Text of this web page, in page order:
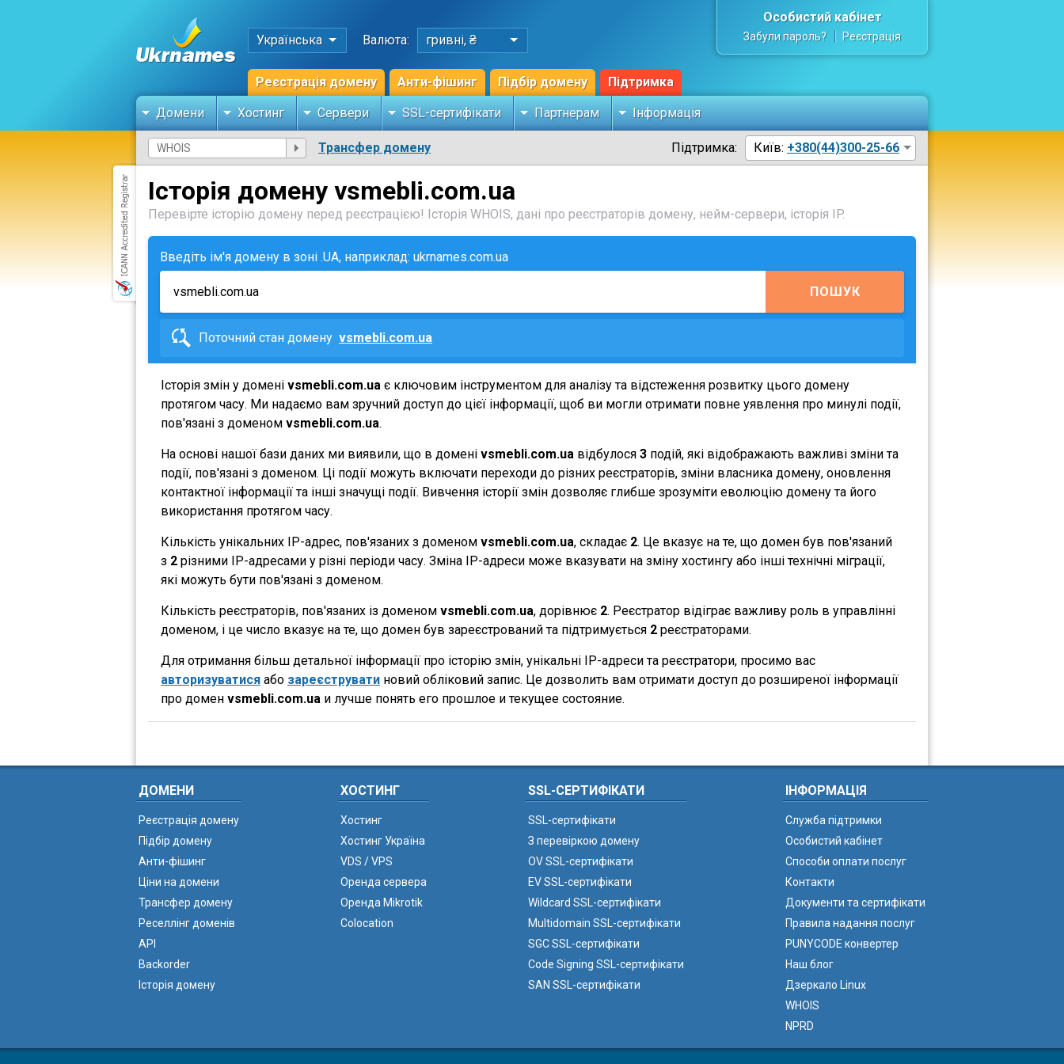
Українська Валюта: гривні, ₴
Реєстрація домену Анти-фішинг Підбір домену Підтримка
Особистий кабінет
Забули пароль? Реєстрація
Домени Хостинг Сервери SSL-сертифікати Партнерам Інформація
Трансфер домену Підтримка: Київ: +380(44)300-25-66
Історія домену vsmebli.com.ua
Перевірте історію домену перед реєстрацією! Історія WHOIS, дані про реєстраторів домену, нейм-сервери, історія IP.
Введіть ім'я домену в зоні .UA, наприклад: ukrnames.com.ua
ПОШУК
Поточний стан домену vsmebli.com.ua
Історія змін у домені vsmebli.com.ua є ключовим інструментом для аналізу та відстеження розвитку цього домену
протягом часу. Ми надаємо вам зручний доступ до цієї інформації, щоб ви могли отримати повне уявлення про минулі події,
пов'язані з доменом vsmebli.com.ua.
На основі нашої бази даних ми виявили, що в домені vsmebli.com.ua відбулося 3 подій, які відображають важливі зміни та
події, пов'язані з доменом. Ці події можуть включати переходи до різних реєстраторів, зміни власника домену, оновлення
контактної інформації та інші значущі події. Вивчення історії змін дозволяє глибше зрозуміти еволюцію домену та його
використання протягом часу.
Кількість унікальних IP-адрес, пов'язаних з доменом vsmebli.com.ua, складає 2. Це вказує на те, що домен був пов'язаний
з 2 різними IP-адресами у різні періоди часу. Зміна IP-адреси може вказувати на зміну хостингу або інші технічні міграції,
які можуть бути пов'язані з доменом.
Кількість реєстраторів, пов'язаних із доменом vsmebli.com.ua, дорівнює 2. Реєстратор відіграє важливу роль в управлінні
доменом, і це число вказує на те, що домен був зареєстрований та підтримується 2 реєстраторами.
Для отримання більш детальної інформації про історію змін, унікальні IP-адреси та реєстратори, просимо вас
авторизуватися або зареєструвати новий обліковий запис. Це дозволить вам отримати доступ до розширеної інформації
про домен vsmebli.com.ua и лучше понять его прошлое и текущее состояние.
ДОМЕНИ
Реєстрація домену
Підбір домену
Анти-фішинг
Ціни на домени
Трансфер домену
Реселлінг доменів
API
Backorder
Історія домену
ХОСТИНГ
Хостинг
Хостинг Україна
VDS / VPS
Оренда сервера
Оренда Mikrotik
Colocation
SSL-СЕРТИФІКАТИ
SSL-сертифікати
З перевіркою домену
OV SSL-сертифікати
EV SSL-сертифікати
Wildcard SSL-сертифікати
Multidomain SSL-сертифікати
SGC SSL-сертифікати
Code Signing SSL-сертифікати
SAN SSL-сертифікати
ІНФОРМАЦІЯ
Служба підтримки
Особистий кабінет
Способи оплати послуг
Контакти
Документи та сертифікати
Правила надання послуг
PUNYCODE конвертер
Наш блог
Дзеркало Linux
WHOIS
NPRD